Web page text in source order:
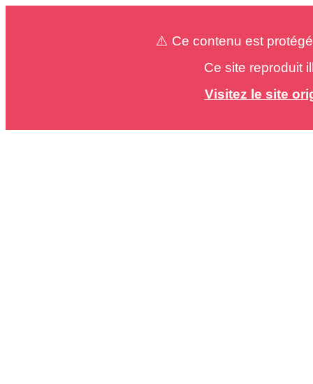
⚠️ Ce contenu est
Ce site reproduit
Visitez le site